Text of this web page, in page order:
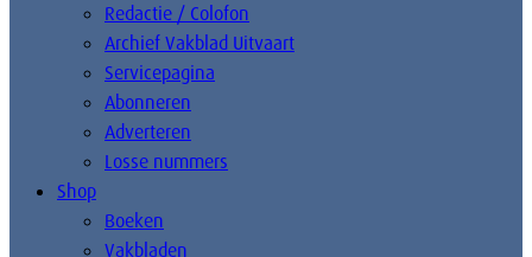
Redactie / Colofon
Archief Vakblad Uitvaart
Servicepagina
Abonneren
Adverteren
Losse nummers
Shop
Boeken
Vakbladen